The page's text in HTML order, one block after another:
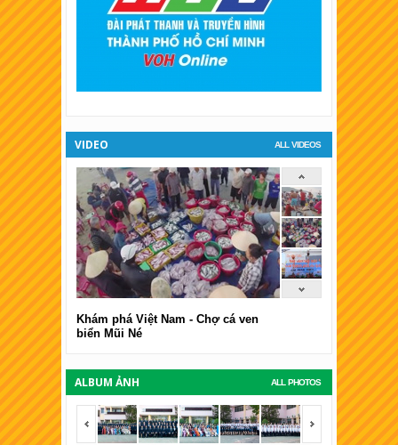
XSKT Bình Phước
XSKT Tiền Giang
XSKT Đà Lạt
ALL VIDEOS
VIDEO
Khám phá Việt Nam - Chợ cá ven
biển Mũi Né
ALL PHOTOS
ALBUM ẢNH
<span></span> <span></